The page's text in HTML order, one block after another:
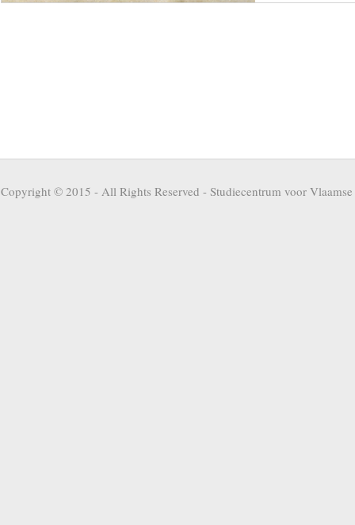
Copyright © 2015 - All Rights Reserved - Studiecentrum voor